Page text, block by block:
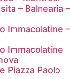
– Balnearia –
Immacolatine –
Immacolatine
Piazza Paolo